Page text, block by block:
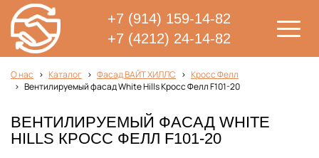
+7 (914) 159-14-82
+7 (4212) 24-14-82
О нас Каталог Фасад ВАЙТ ХИЛЛС
Кросс Фелл
Вентилируемый фасад White Hills Кросс Фелл F101-20
ВЕНТИЛИРУЕМЫЙ ФАСАД WHITE
HILLS КРОСС ФЕЛЛ F101-20